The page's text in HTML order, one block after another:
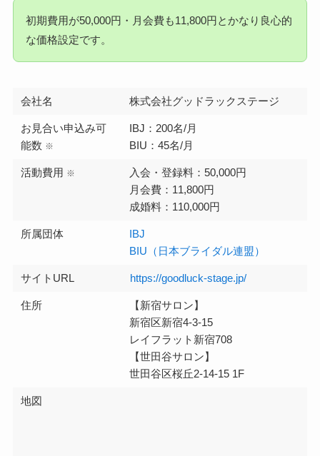
初期費用が50,000円・月会費も11,800円とかなり良心的
な価格設定です。
会社名 株式会社グッドラックステージ
お見合い申込み可
能数 ※
IBJ：200名/月
BIU：45名/月
活動費用 ※
入会・登録料：50,000円
月会費：11,800円
成婚料：110,000円
所属団体
IBJ
BIU（日本ブライダル連盟）
サイトURL https://goodluck-stage.jp/
住所
【新宿サロン】
新宿区新宿4-3-15
レイフラット新宿708
【世田谷サロン】
世田谷区桜丘2-14-15 1F
地図